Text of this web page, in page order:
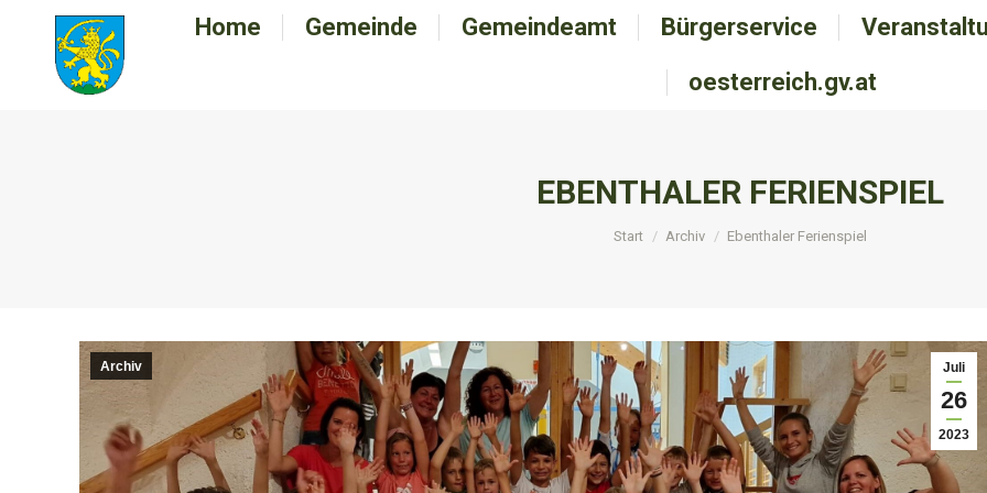
Home Gemeinde Gemeindeamt Bürgerservice
oesterreich.gv.at
EBENTHALER FERIENSPIEL
Sie befinden sich hier:
Start Archiv Ebenthaler Ferienspiel
Juli
26
2023
Archiv
Home Gemeinde Gemeindeamt Bürgerservice
oesterreich.gv.at